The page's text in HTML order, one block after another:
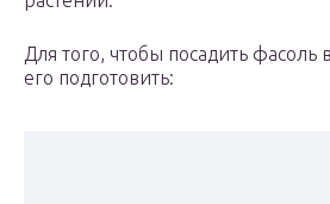
Для того, чтобы посадить фасоль
его подготовить: